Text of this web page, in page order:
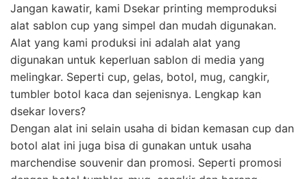
Jangan kawatir, kami Dsekar printing memproduksi
alat sablon cup yang simpel dan mudah digunakan.
Alat yang kami produksi ini adalah alat yang
digunakan untuk keperluan sablon di media yang
melingkar. Seperti cup, gelas, botol, mug, cangkir,
tumbler botol kaca dan sejenisnya. Lengkap kan
dsekar lovers?
Dengan alat ini selain usaha di bidan kemasan cup dan
botol alat ini juga bisa di gunakan untuk usaha
marchendise souvenir dan promosi. Seperti promosi